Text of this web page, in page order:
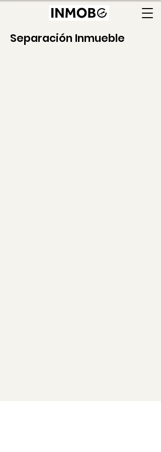
Separación Inmueble